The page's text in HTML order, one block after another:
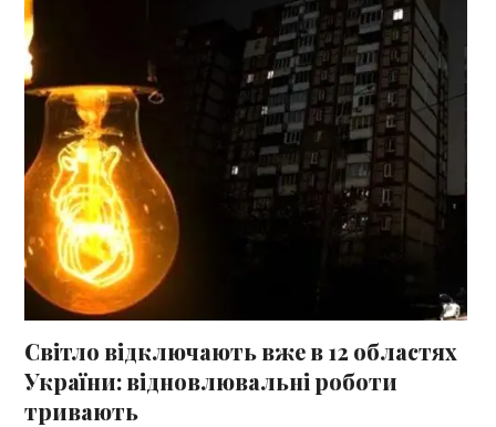
Світло відключають вже в 12 областях
України: відновлювальні роботи
тривають